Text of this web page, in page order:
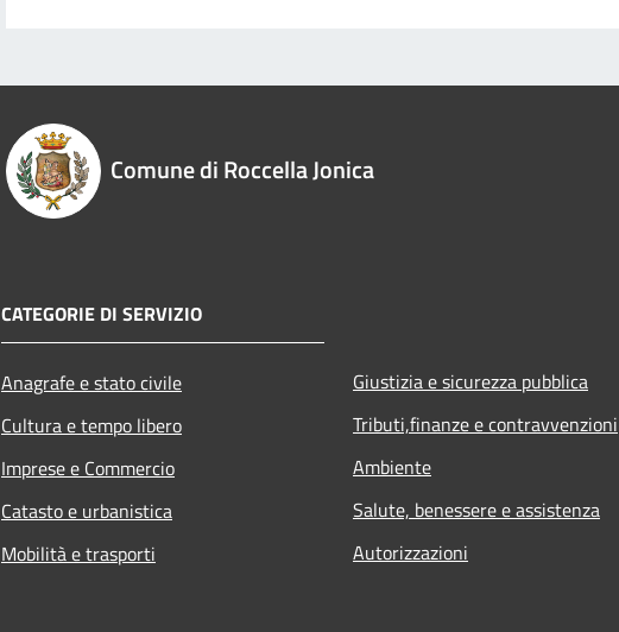
Comune di Roccella Jonica
CATEGORIE DI SERVIZIO
Anagrafe e stato civile
Cultura e tempo libero
Imprese e Commercio
Catasto e urbanistica
Mobilità e trasporti
Giustizia e sicurezza pubblica
Tributi,finanze e contravvenzioni
Ambiente
Salute, benessere e assistenza
Autorizzazioni